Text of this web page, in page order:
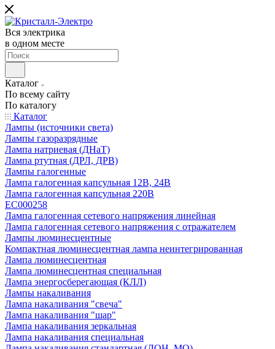
Вся электрика
в одном месте
Каталог
По всему сайту
По каталогу
Каталог
Лампы (источники света)
Лампы газоразрядные
Лампа натриевая (ДНаТ)
Лампа ртутная (ДРЛ, ДРВ)
Лампы галогенные
Лампа галогенная капсульная 12В, 24В
Лампа галогенная капсульная 220В
EC000258
Лампа галогенная сетевого напряжения линейная
Лампа галогенная сетевого напряжения с отражателем
Лампы люминесцентные
Компактная люминесцентная лампа неинтегрированная
Лампа люминесцентная
Лампа люминесцентная специальная
Лампа энергосберегающая (КЛЛ)
Лампы накаливания
Лампа накаливания "свеча"
Лампа накаливания "шар"
Лампа накаливания зеркальная
Лампа накаливания специальная